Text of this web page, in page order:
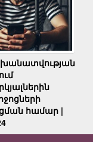
համար |